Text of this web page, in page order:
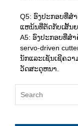
Q5: ອົງປະກອບທີ່ສໍ
ແຫນ້ນທີ່ຕັດກັບເສັ້ນ
A5: ອົງປະກອບທີ່ສໍ
servo-driven
ນັກແລະເຊັນເຊີຄວ
ວັດສະດຸຫນາ.